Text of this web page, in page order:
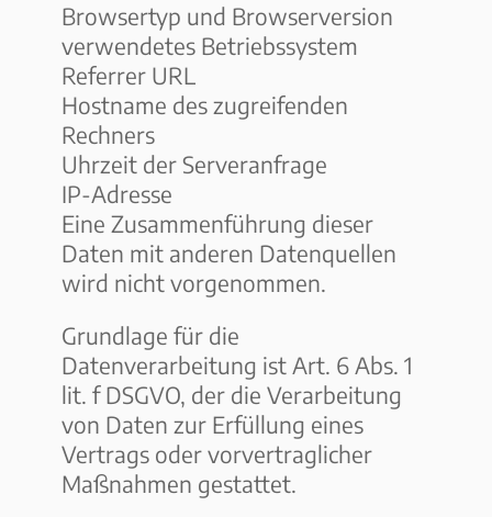
Browsertyp und Browserversion
verwendetes Betriebssystem
Referrer URL
Hostname des zugreifenden
Rechners
Uhrzeit der Serveranfrage
IP-Adresse
Eine Zusammenführung dieser
Daten mit anderen Datenquellen
wird nicht vorgenommen.
Grundlage für die
Datenverarbeitung ist Art. 6 Abs. 1
lit. f DSGVO, der die Verarbeitung
von Daten zur Erfüllung eines
Vertrags oder vorvertraglicher
Maßnahmen gestattet.